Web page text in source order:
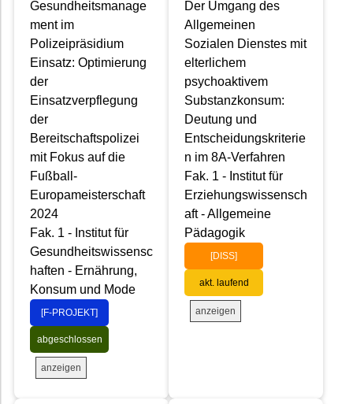
Gesundheitsmanage
ment im
Polizeipräsidium
Einsatz: Optimierung
der
Einsatzverpflegung
der
Bereitschaftspolizei
mit Fokus auf die
Fußball-
Europameisterschaft
2024
Fak. 1 - Institut für
Gesundheitswissensc
haften - Ernährung,
Konsum und Mode
[F-PROJEKT]
abgeschlossen
anzeigen
Der Umgang des
Allgemeinen
Sozialen Dienstes mit
elterlichem
psychoaktivem
Substanzkonsum:
Deutung und
Entscheidungskriterie
n im 8A-Verfahren
Fak. 1 - Institut für
Erziehungswissensch
aft - Allgemeine
Pädagogik
[DISS]
akt. laufend
anzeigen